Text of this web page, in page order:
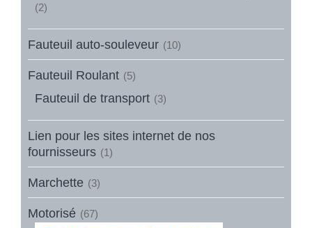
(2)
Fauteuil auto-souleveur (10)
Fauteuil Roulant (5)
Fauteuil de transport (3)
Lien pour les sites internet de nos
fournisseurs (1)
Marchette (3)
Motorisé (67)